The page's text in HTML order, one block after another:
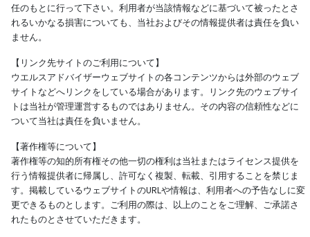
任のもとに行って下さい。利用者が当該情報などに基づいて被ったとさ
れるいかなる損害についても、当社およびその情報提供者は責任を負い
ません。
【リンク先サイトのご利用について】
ウエルスアドバイザーウェブサイトの各コンテンツからは外部のウェブ
サイトなどへリンクをしている場合があります。リンク先のウェブサイ
トは当社が管理運営するものではありません。その内容の信頼性などに
ついて当社は責任を負いません。
【著作権等について】
著作権等の知的所有権その他一切の権利は当社またはライセンス提供を
行う情報提供者に帰属し、許可なく複製、転載、引用することを禁じま
す。掲載しているウェブサイトのURLや情報は、利用者への予告なしに変
更できるものとします。ご利用の際は、以上のことをご理解、ご承諾さ
れたものとさせていただきます。